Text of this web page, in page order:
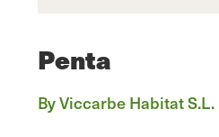
Penta
By Viccarbe Habitat S.L.